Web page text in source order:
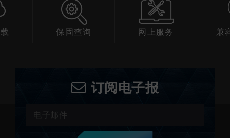
保固查询 网上服务 兼
订阅电子报